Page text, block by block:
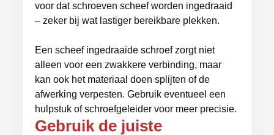
voor dat schroeven scheef worden ingedraaid
– zeker bij wat lastiger bereikbare plekken.
Een scheef ingedraaide schroef zorgt niet
alleen voor een zwakkere verbinding, maar
kan ook het materiaal doen splijten of de
afwerking verpesten. Gebruik eventueel een
hulpstuk of schroefgeleider voor meer precisie.
Gebruik de juiste